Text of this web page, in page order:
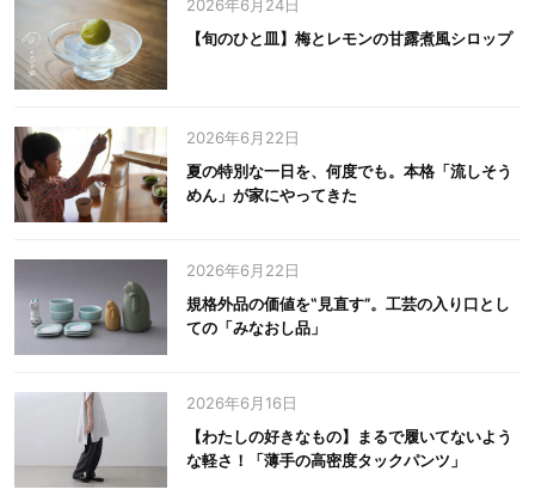
2026年6月24日
【旬のひと皿】梅とレモンの甘露煮風シロップ
2026年6月22日
夏の特別な一日を、何度でも。本格「流しそう
めん」が家にやってきた
2026年6月22日
規格外品の価値を‟見直す”。工芸の入り口とし
ての「みなおし品」
2026年6月16日
【わたしの好きなもの】まるで履いてないよう
な軽さ！「薄手の高密度タックパンツ」